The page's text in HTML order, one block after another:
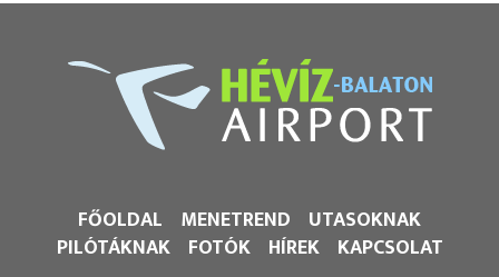
FŐOLDAL MENETREND UTASOKNAK
PILÓTÁKNAK FOTÓK HÍREK KAPCSOLAT